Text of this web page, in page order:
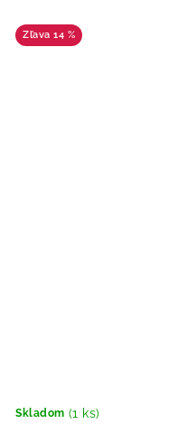
14 %
Skladom (1 ks)